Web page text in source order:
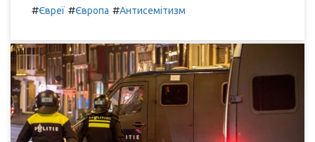
#Євреї #Європа #Антисемітизм